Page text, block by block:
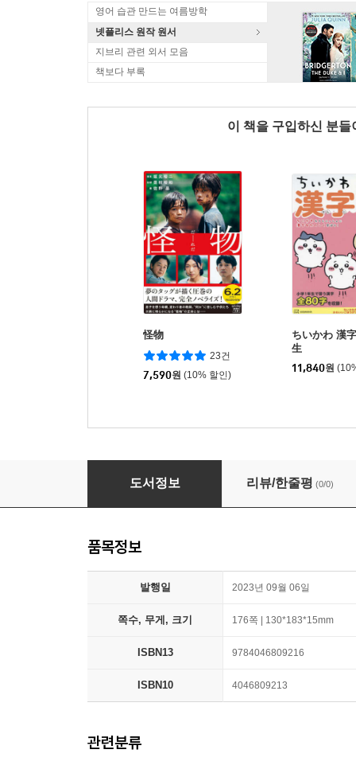
영어 습관 만드는 여름방학
넷플리스 원작 원서
지브리 관련 외서 모음
책보다 부록
이 책을 구입하신 분
怪物
23건
7,590원 (10% 할인)
ちいかわ 漢
生
11,840원
虛空敎典
도서정보 리뷰/한줄평 (0/0)
품목정보
발행일 2023년 09월 06일
쪽수, 무게, 크기 176쪽 | 130*183*15mm
ISBN13 9784046809216
ISBN10 4046809213
관련분류